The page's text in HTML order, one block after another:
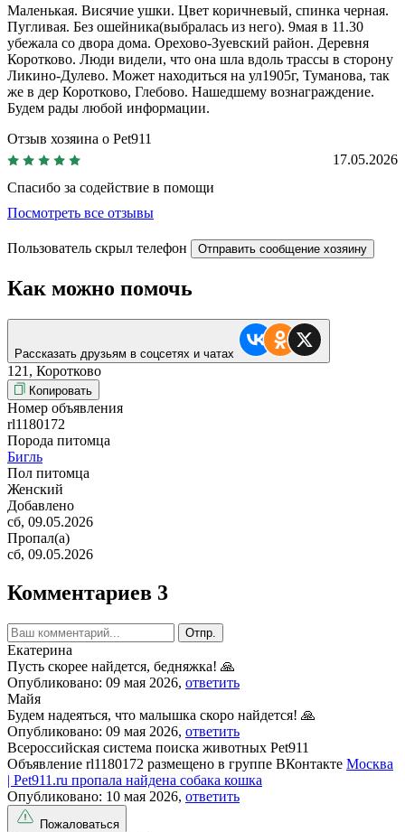
Маленькая. Висячие ушки. Цвет коричневый, спинка черная.
Пугливая. Без ошейника(выбралась из него). 9мая в 11.30
убежала со двора дома. Орехово-Зуевский район. Деревня
Коротково. Люди видели, что она шла вдоль трассы в сторону
Ликино-Дулево. Может находиться на ул1905г, Туманова, так
же в дер Коротково, Глебово. Нашедшему вознаграждение.
Будем рады любой информации.
Отзыв хозяина о Pet911
17.05.2026
Спасибо за содействие в помощи
Посмотреть все отзывы
Пользователь скрыл телефон Отправить сообщение хозяину
Как можно помочь
Рассказать друзьям в соцсетях и чатах
121, Коротково
Копировать
Номер объявления
rl1180172
Порода питомца
Бигль
Пол питомца
Женский
Добавлено
сб, 09.05.2026
Пропал(а)
сб, 09.05.2026
Комментариев 3
Отпр.
Екатерина
Пусть скорее найдется, бедняжка! 🙏
Опубликовано: 09 мая 2026, ответить
Майя
Будем надеяться, что малышка скоро найдется! 🙏
Опубликовано: 09 мая 2026, ответить
Всероссийская система поиска животных Pet911
Объявление rl1180172 размещено в группе ВКонтакте Москва
| Pet911.ru пропала найдена собака кошка
Опубликовано: 10 мая 2026, ответить
Пожаловаться